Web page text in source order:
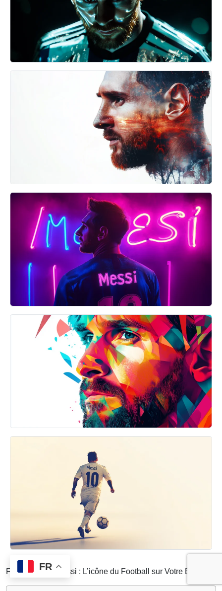
Fond D’écran Messi : L’icône du Football sur Votre Écran
FR